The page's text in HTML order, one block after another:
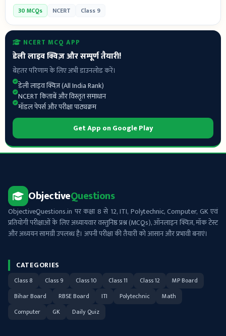
30 MCQs NCERT Class 9
NCERT MCQ APP
डेली लाइव क्विज़ और सम्पूर्ण तैयारी!
बेहतर परिणाम के लिए अभी डाउनलोड करें।
डेली लाइव क्विज़ (All India Rank)
NCERT किताबें और विस्तृत समाधान
मॉडल पेपर्स और परीक्षा पाठ्यक्रम
Get App on Google Play
ObjectiveQuestions
ObjectiveQuestions.in पर कक्षा 8 से 12, ITI, Polytechnic, Computer, GK एवं
प्रतियोगी परीक्षाओं के लिए अध्यायवार वस्तुनिष्ठ प्रश्न (MCQs), ऑनलाइन क्विज़, मॉक टेस्ट
और अध्ययन सामग्री उपलब्ध है। अपनी परीक्षा की तैयारी को आसान और प्रभावी बनाएं।
CATEGORIES
Class 8 Class 9 Class 10 Class 11 Class 12
MP Board
Bihar Board
RBSE Board ITI Polytechnic
Math
Computer
GK Daily Quiz